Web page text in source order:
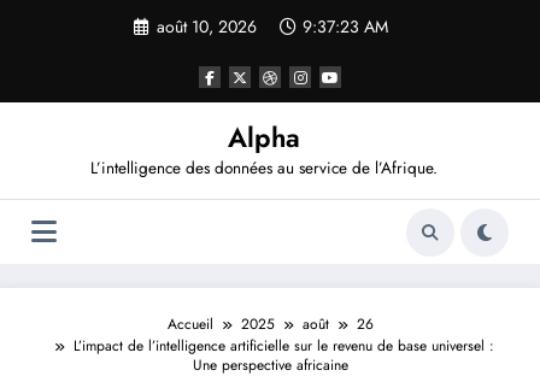
août 10, 2026 9:37:24 AM
Alpha
L’intelligence des données au service de l’Afrique.
Accueil 2025 août
26
L’impact de l’intelligence artificielle sur le revenu de base universel :
Une perspective africaine